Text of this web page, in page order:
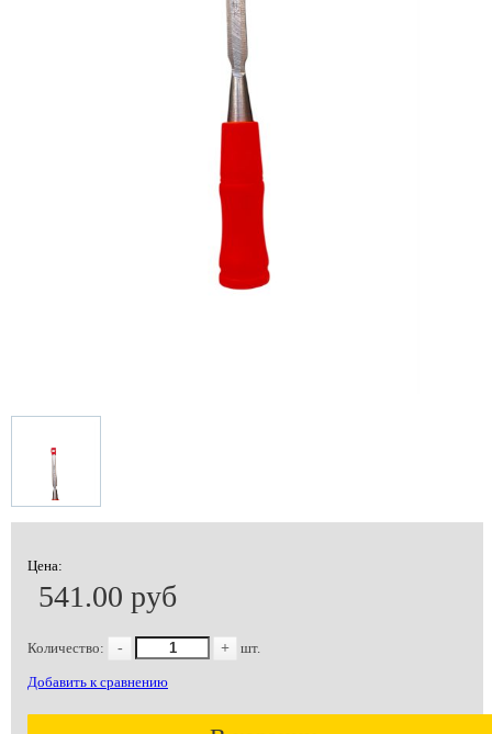
Цена:
541.00 руб
Количество: - + шт.
Добавить к сравнению